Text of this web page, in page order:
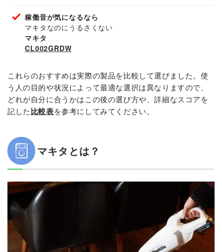
稼働音が気になるなら
マキタなのにうるさくない
マキタ
CL002GRDW
これらのおすすめは実際の製品を比較して選びました。使
う人の目的や状況によって最適な選択は異なりますので、
どれが自分に合うかはこの後の選び方や、詳細なスコアを
記した比較表を参考にしてみてください。
マキタとは？